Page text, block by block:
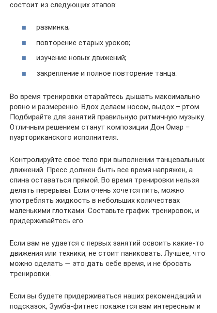
состоит из следующих этапов:
разминка;
повторение старых уроков;
изучение новых движений;
закрепление и полное повторение танца.
Во время тренировки старайтесь дышать максимально
ровно и размеренно. Вдох делаем носом, выдох – ртом.
Подбирайте для занятий правильную ритмичную музыку.
Отличным решением станут композиции Дон Омар –
пуэрториканского исполнителя.
Контролируйте свое тело при выполнении танцевальных
движений. Пресс должен быть все время напряжен, а
спина оставаться прямой. Во время тренировки нельзя
делать перерывы. Если очень хочется пить, можно
употреблять жидкость в небольших количествах
маленькими глотками. Составьте график тренировок, и
придерживайтесь его.
Если вам не удается с первых занятий освоить какие-то
движения или техники, не стоит паниковать. Лучшее, что
можно сделать — это дать себе время, и не бросать
тренировки.
Если вы будете придерживаться наших рекомендаций и
подсказок, Зумба-фитнес покажется вам интересным и